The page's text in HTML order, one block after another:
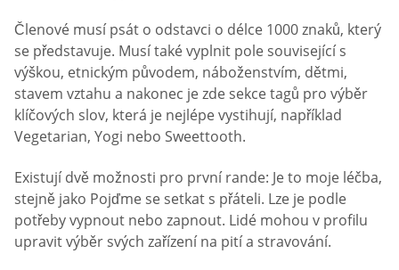
Členové musí psát o odstavci o délce 1000 znaků, který
se představuje. Musí také vyplnit pole související s
výškou, etnickým původem, náboženstvím, dětmi,
stavem vztahu a nakonec je zde sekce tagů pro výběr
klíčových slov, která je nejlépe vystihují, například
Vegetarian, Yogi nebo Sweettooth.
Existují dvě možnosti pro první rande: Je to moje léčba,
stejně jako Pojďme se setkat s přáteli. Lze je podle
potřeby vypnout nebo zapnout. Lidé mohou v profilu
upravit výběr svých zařízení na pití a stravování.